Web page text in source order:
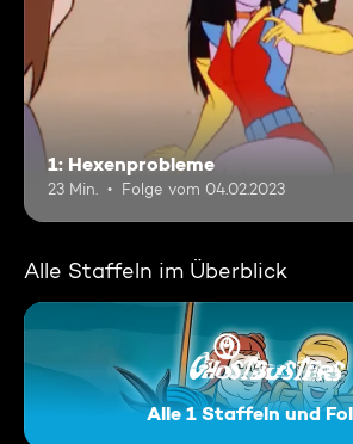
1: Hexenprobleme
23 Min. Folge vom 04.02.2023
Alle Staffeln im Überblick
Alle 1 Staffeln und